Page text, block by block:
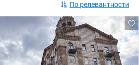
По релевантности